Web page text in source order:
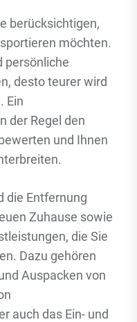
berücksichtigen,
möchten.
persönliche
desto teurer wird
Ein
der Regel den
und Ihnen
die Entfernung
Zuhause sowie
die Sie
Dazu gehören
Auspacken von
auch das Ein- und